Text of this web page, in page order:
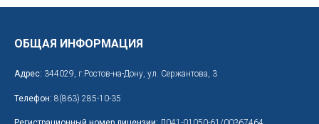
ОБЩАЯ ИНФОРМАЦИЯ
Адрес: 344029, г.Ростов-на-Дону, ул. Сержантова, 3
Телефон: 8(863) 285-10-35